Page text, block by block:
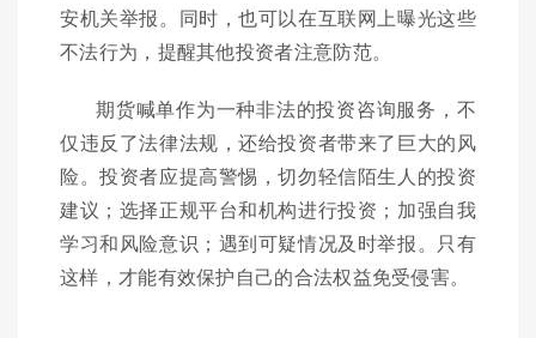
安机关举报。同时，也可以在互联网上曝光这些
不法行为，提醒其他投资者注意防范。
期货喊单作为一种非法的投资咨询服务，不
仅违反了法律法规，还给投资者带来了巨大的风
险。投资者应提高警惕，切勿轻信陌生人的投资
建议；选择正规平台和机构进行投资；加强自我
学习和风险意识；遇到可疑情况及时举报。只有
这样，才能有效保护自己的合法权益免受侵害。